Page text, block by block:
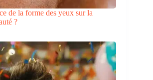
de la forme des yeux sur la
?